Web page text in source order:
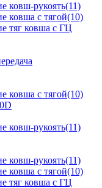
ковш-рукоять(11)
ковша с тягой(10)
тяг ковша с ГЦ
ковша с тягой(10)
ковш-рукоять(11)
ковш-рукоять(11)
ковша с тягой(10)
тяг ковша с ГЦ